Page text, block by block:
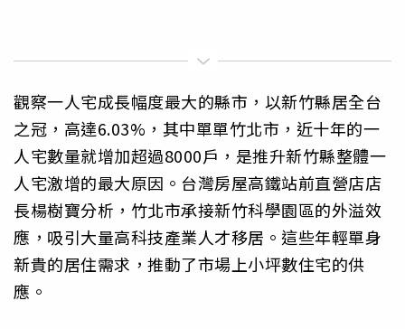
觀察一人宅成長幅度最大的縣市，以新竹縣居全台
之冠，高達6.03%，其中單單竹北市，近十年的一
人宅數量就增加超過8000戶，是推升新竹縣整體一
人宅激增的最大原因。台灣房屋高鐵站前直營店店
長楊樹寶分析，竹北市承接新竹科學園區的外溢效
應，吸引大量高科技產業人才移居。這些年輕單身
新貴的居住需求，推動了市場上小坪數住宅的供
應。